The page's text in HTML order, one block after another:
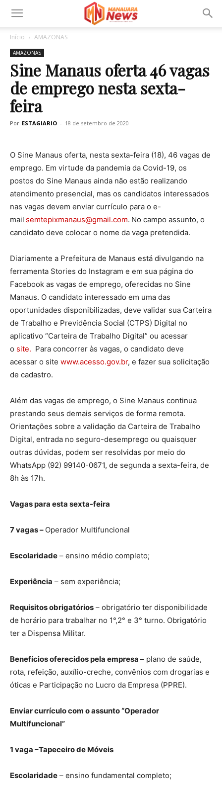
Início AMAZONAS
AMAZONAS
Sine Manaus oferta 46 vagas
de emprego nesta sexta-
feira
Por ESTAGIARIO - 18 de setembro de 2020
O Sine Manaus oferta, nesta sexta-feira (18), 46 vagas de
emprego. Em virtude da pandemia da Covid-19, os
postos do Sine Manaus ainda não estão realizando
atendimento presencial, mas os candidatos interessados
nas vagas devem enviar currículo para o e-
mail semtepixmanaus@gmail.com. No campo assunto, o
candidato deve colocar o nome da vaga pretendida.
Diariamente a Prefeitura de Manaus está divulgando na
ferramenta Stories do Instagram e em sua página do
Facebook as vagas de emprego, oferecidas no Sine
Manaus. O candidato interessado em uma das
oportunidades disponibilizadas, deve validar sua Carteira
de Trabalho e Previdência Social (CTPS) Digital no
aplicativo “Carteira de Trabalho Digital” ou acessar
o site. Para concorrer às vagas, o candidato deve
acessar o site www.acesso.gov.br, e fazer sua solicitação
de cadastro.
Além das vagas de emprego, o Sine Manaus continua
prestando seus demais serviços de forma remota.
Orientações sobre a validação da Carteira de Trabalho
Digital, entrada no seguro-desemprego ou quaisquer
outras dúvidas, podem ser resolvidas por meio do
WhatsApp (92) 99140-0671, de segunda a sexta-feira, de
8h às 17h.
Vagas para esta sexta-feira
7 vagas – Operador Multifuncional
Escolaridade – ensino médio completo;
Experiência – sem experiência;
Requisitos obrigatórios – obrigatório ter disponibilidade
de horário para trabalhar no 1°,2° e 3° turno. Obrigatório
ter a Dispensa Militar.
Benefícios oferecidos pela empresa – plano de saúde,
rota, refeição, auxílio-creche, convênios com drogarias e
óticas e Participação no Lucro da Empresa (PPRE).
Enviar currículo com o assunto “Operador
Multifuncional”
1 vaga –Tapeceiro de Móveis
Escolaridade – ensino fundamental completo;